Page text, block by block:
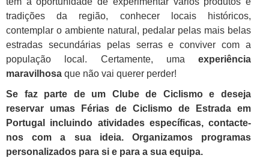
tradições da região, conhecer locais históricos,
contemplar o ambiente natural, pedalar pelas mais belas
estradas secundárias pelas serras e conviver com a
população local. Certamente, uma experiência
maravilhosa que não vai querer perder!
Se faz parte de um Clube de Ciclismo e deseja
reservar umas Férias de Ciclismo de Estrada em
Portugal incluindo atividades específicas, contacte-
nos com a sua ideia. Organizamos programas
personalizados para si e para a sua equipa.